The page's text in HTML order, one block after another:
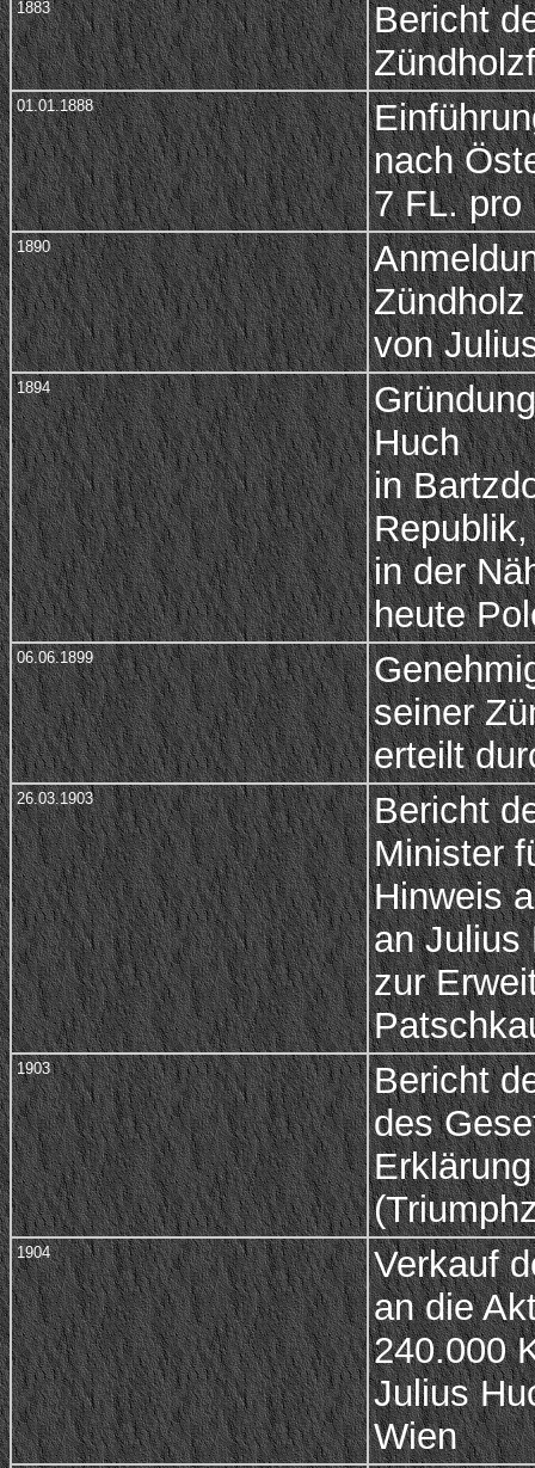
1883
Bericht
01.01.1888
nach
7 FL. pro
1890
von
1894
Huch
in
Republik,
in der
heute
06.06.1899
seiner
erteilt
26.03.1903
Bericht
Minister
Hinweis
an Julius
zur
1903
Bericht
des
1904
Verkauf
an die
240.000
Julius
Wien